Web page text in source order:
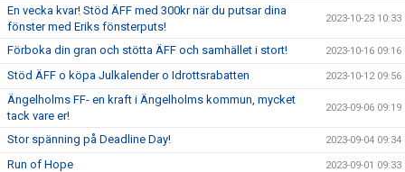
En vecka kvar! Stöd ÄFF med 300kr när du putsar dina
fönster med Eriks fönsterputs!
2023-10-23 10:33
Förboka din gran och stötta ÄFF och samhället i stort! 2023-10-16 09:16
Stöd ÄFF o köpa Julkalender o Idrottsrabatten 2023-10-12 09:56
Ängelholms FF- en kraft i Ängelholms kommun, mycket
tack vare er!
2023-09-06 09:19
Stor spänning på Deadline Day! 2023-09-04 09:34
Run of Hope 2023-09-01 09:33